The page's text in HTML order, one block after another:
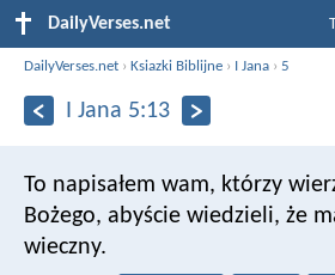
DailyVerses.net
DailyVerses.net ›Ksiazki Biblijne › I Jana ›5
I Jana 5:13
To napisałem wam, którzy
Bożego, abyście wiedzieli, że
wieczny.